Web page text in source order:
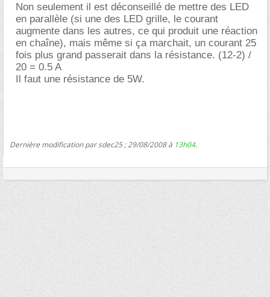
Non seulement il est déconseillé de mettre des LED
en parallèle (si une des LED grille, le courant
augmente dans les autres, ce qui produit une réaction
en chaîne), mais même si ça marchait, un courant 25
fois plus grand passerait dans la résistance. (12-2) /
20 = 0.5 A
Il faut une résistance de 5W.
Dernière modification par sdec25 ; 29/08/2008 à 13h04.